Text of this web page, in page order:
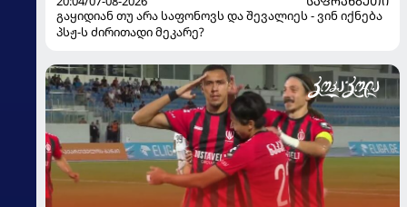
გაყიდიან თუ არა საფონოვს და შევალიეს - ვინ იქნება
პსჟ-ს ძირითადი მეკარე?